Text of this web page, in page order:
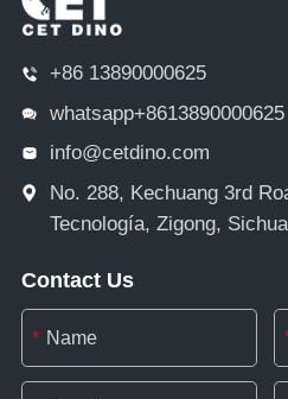
+86 13890000625
whatsapp+8613890000625
info@cetdino.com
No. 288, Kechuang 3rd
Tecnología, Zigong,
Contact Us
*